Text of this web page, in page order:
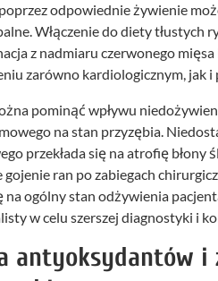
odpowiednie żywienie
Włączenie do diety tłustych
z nadmiaru czerwonego
zarówno kardiologicznym, jak
pominąć wpływu
na stan przyzębia.
przekłada się na atrofię
gojenie ran po zabiegach
na ogólny stan odżywienia
w celu szerszej diagnostyki i
antyoksydantów